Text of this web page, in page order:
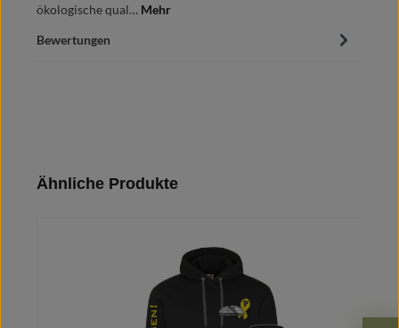
ökologische qual… Mehr
Bewertungen
Produktgalerie überspringen
Ähnliche Produkte